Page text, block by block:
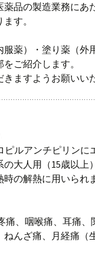
品の製造業務にあ
す。
薬）・塗り薬（外
ご紹介します。
ますようお願いい
ピルアンチピリンに
大人用（15歳以上
の解熱に用いられ
痛、咽喉痛、耳痛、
んざ痛、月経痛（